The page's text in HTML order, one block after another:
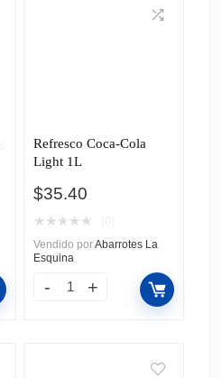
Refresco Coca-Cola
Light 1L
$35.40
★ ★ ★ ★ ★
Vendido porAbarrotes La
Esquina